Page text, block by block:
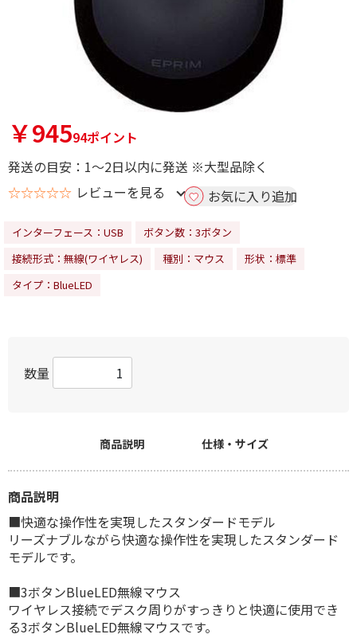
￥94594ポイント
発送の目安：1～2日以内に発送 ※大型品除く
☆☆☆☆☆ レビューを見る お気に入り追加
インターフェース：USB
ボタン数：3ボタン
接続形式：無線(ワイヤレス)
種別：マウス
形状：標準
タイプ：BlueLED
数量
商品説明 仕様・サイズ
商品説明
■快適な操作性を実現したスタンダードモデル
リーズナブルながら快適な操作性を実現したスタンダード
モデルです。
■3ボタンBlueLED無線マウス
ワイヤレス接続でデスク周りがすっきりと快適に使用でき
る3ボタンBlueLED無線マウスです。